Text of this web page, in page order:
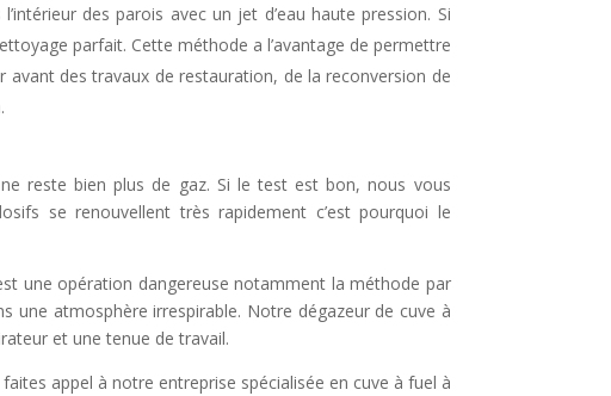
r
n
a
e
des parois avec un jet d’eau haute pression. Si
parfait. Cette méthode a l’avantage de permettre
avant des travaux de restauration, de la reconversion de
reste bien plus de gaz. Si le test est bon, nous vous
se renouvellent très rapidement c’est pourquoi le
une opération dangereuse notamment la méthode par
une atmosphère irrespirable. Notre dégazeur de cuve à
et une tenue de travail.
appel à notre entreprise spécialisée en cuve à fuel à